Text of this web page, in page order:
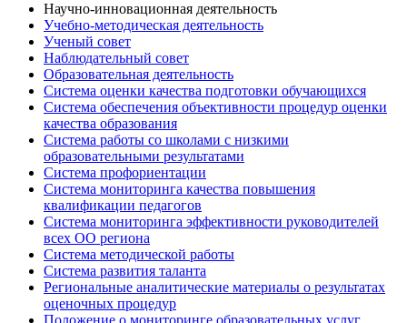
Научно-инновационная деятельность
Учебно-методическая деятельность
Ученый совет
Наблюдательный совет
Образовательная деятельность
Система оценки качества подготовки обучающихся
Система обеспечения объективности процедур оценки
качества образования
Система работы со школами с низкими
образовательными результатами
Система профориентации
Система мониторинга качества повышения
квалификации педагогов
Система мониторинга эффективности руководителей
всех ОО региона
Система методической работы
Система развития таланта
Региональные аналитические материалы о результатах
оценочных процедур
Положение о мониторинге образовательных услуг